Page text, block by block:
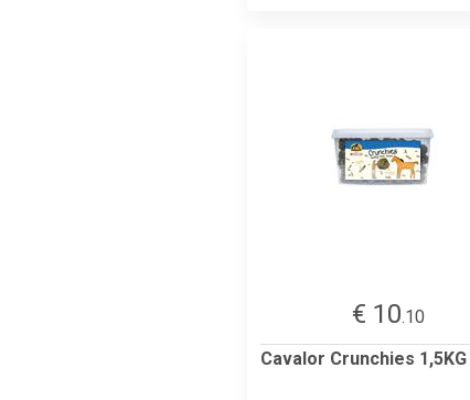
€ 10.10
Cavalor Crunchies 1,5KG